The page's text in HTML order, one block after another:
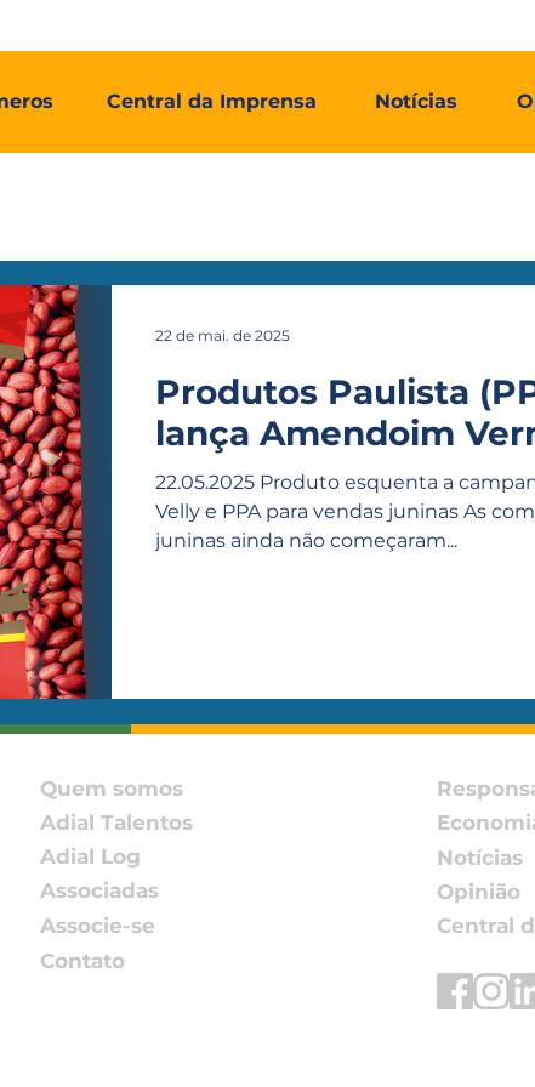
Central da Imprensa Notícias
Produtos Paulista
lança Amendoim
22.05.2025 Produto esquenta a campanha Arraiá
Velly e PPA para vendas juninas As comemorações
juninas ainda não começaram...
22 de mai. de 2025
Quem somos
Adial Talentos
Adial Log
Associadas
Associe-se
Contato
Notícias
Opinião
Central